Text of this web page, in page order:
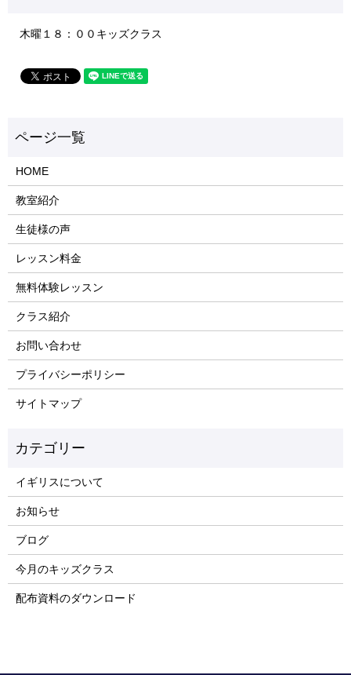
木曜１８：００キッズクラス
HOME
教室紹介
生徒様の声
レッスン料金
無料体験レッスン
クラス紹介
お問い合わせ
プライバシーポリシー
サイトマップ
イギリスについて
お知らせ
ブログ
今月のキッズクラス
配布資料のダウンロード